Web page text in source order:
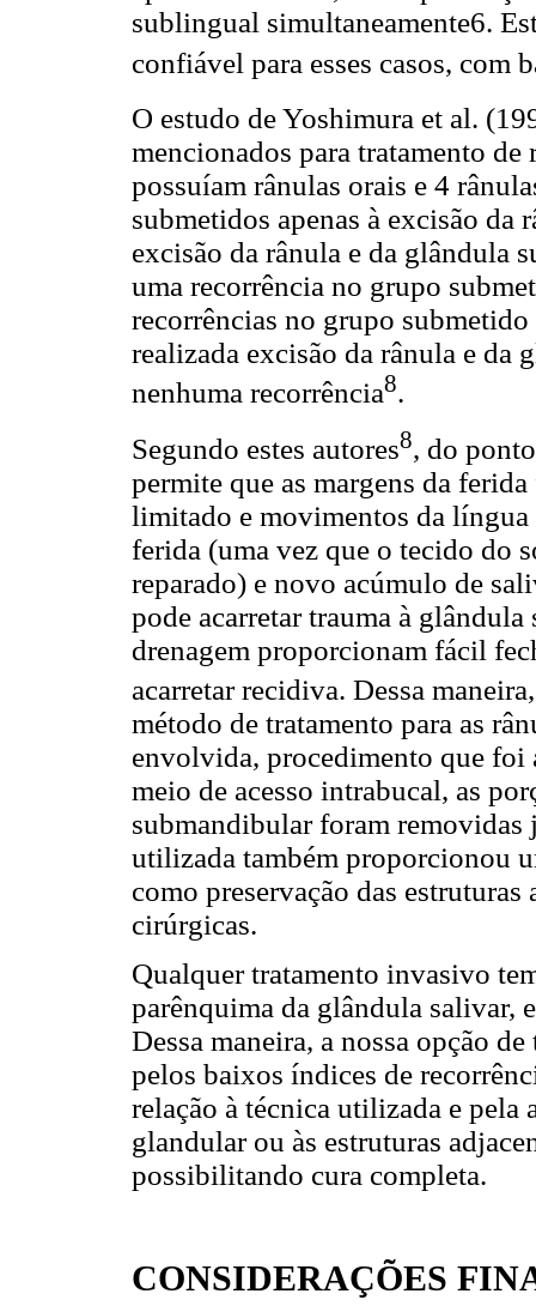
sublingual simultaneamente6.
confiável para esses casos, com
O estudo de Yoshimura et al.
mencionados para tratamento
possuíam rânulas orais e 4
submetidos apenas à excisão da
excisão da rânula e da glândula
uma recorrência no grupo
recorrências no grupo
realizada excisão da rânula e da
nenhuma recorrência8.
Segundo estes autores8, do
permite que as margens da
limitado e movimentos da língua
ferida (uma vez que o tecido do
reparado) e novo acúmulo de
pode acarretar trauma à
drenagem proporcionam fácil
acarretar recidiva. Dessa
método de tratamento para as
envolvida, procedimento que foi
meio de acesso intrabucal, as
submandibular foram
utilizada também proporcionou
como preservação das estruturas
cirúrgicas.
Qualquer tratamento invasivo
parênquima da glândula salivar,
Dessa maneira, a nossa opção
pelos baixos índices de
relação à técnica utilizada e pela
glandular ou às estruturas
possibilitando cura completa.
CONSIDERAÇÕES